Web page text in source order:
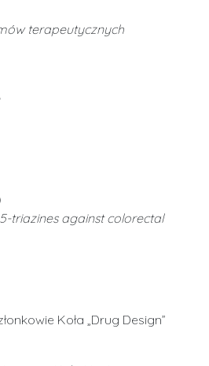
terapeutycznych
triazines against colorectal
Koła „Drug Design”